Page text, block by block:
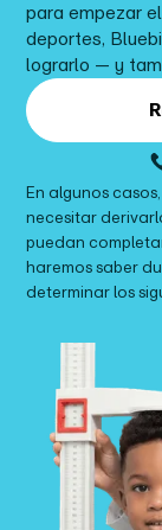
paraempezar
deportes,
lograrlo — y
En algunos
necesitar
puedan
haremos saber
determinar los